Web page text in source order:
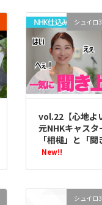
シュイロ
vol.22【心地よ
元NHKキャスタ
「相槌」と「
New!!
シュイロ